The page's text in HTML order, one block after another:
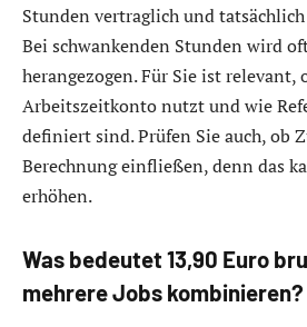
Stunden vertraglich und
Bei schwankenden Stunden wird
herangezogen. Für Sie ist relevant,
Arbeitszeitkonto nutzt und wie
definiert sind. Prüfen Sie auch, ob
Berechnung einfließen, denn das
erhöhen.
Was bedeutet 13,90 Euro
mehrere Jobs kombinieren?